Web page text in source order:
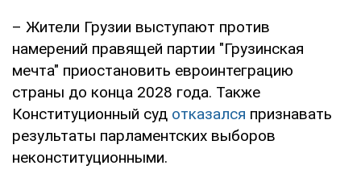
– Жители Грузии выступают против
намерений правящей партии "Грузинская
мечта" приостановить евроинтеграцию
страны до конца 2028 года. Также
Конституционный суд отказался признавать
результаты парламентских выборов
неконституционными.